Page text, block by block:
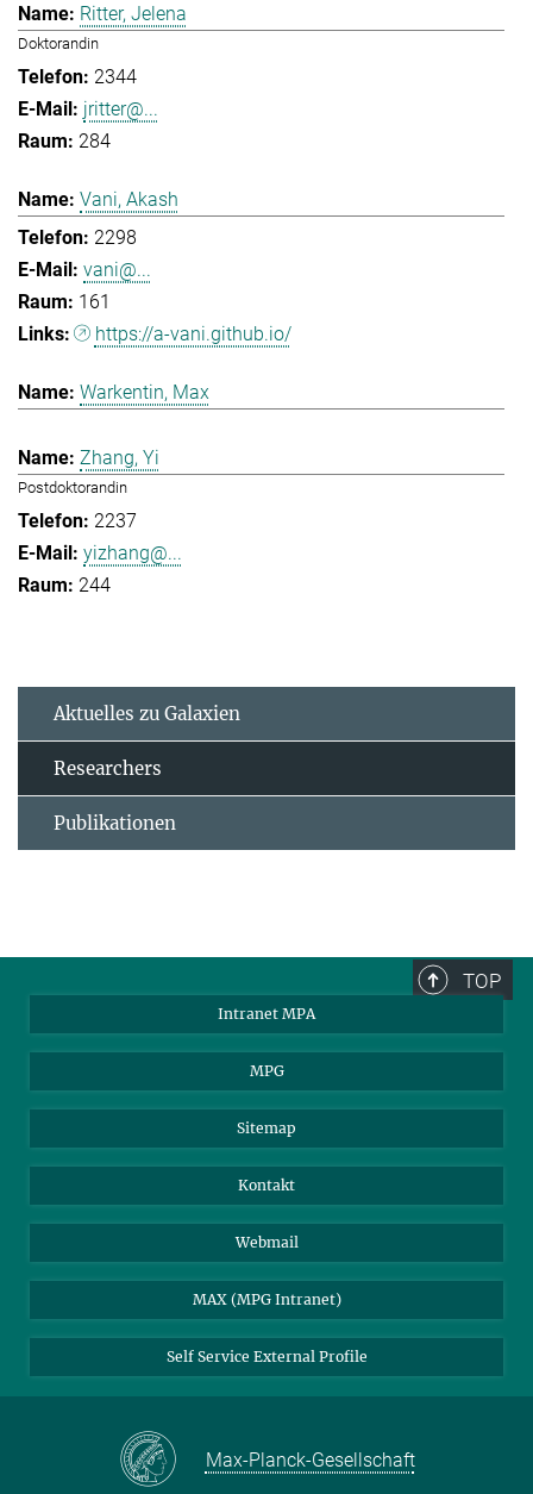
Ritter, Jelena
Doktorandin
2344
jritter@...
284
Vani, Akash
2298
vani@...
161
https://a-vani.github.io/
Warkentin, Max
Zhang, Yi
Postdoktorandin
2237
yizhang@...
244
Aktuelles zu Galaxien
Researchers
Publikationen
TOP
Intranet MPA
MPG
Sitemap
Kontakt
Webmail
MAX (MPG Intranet)
Self Service External Profile
Max-Planck-Gesellschaft